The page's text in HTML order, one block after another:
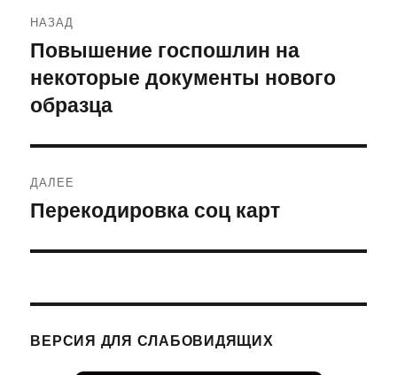
по
записям
НАЗАД
Предыдущая
запись:
Повышение госпошлин на
некоторые документы нового
образца
ДАЛЕЕ
Следующая
Перекодировка соц карт
ВЕРСИЯ ДЛЯ СЛАБОВИДЯЩИХ